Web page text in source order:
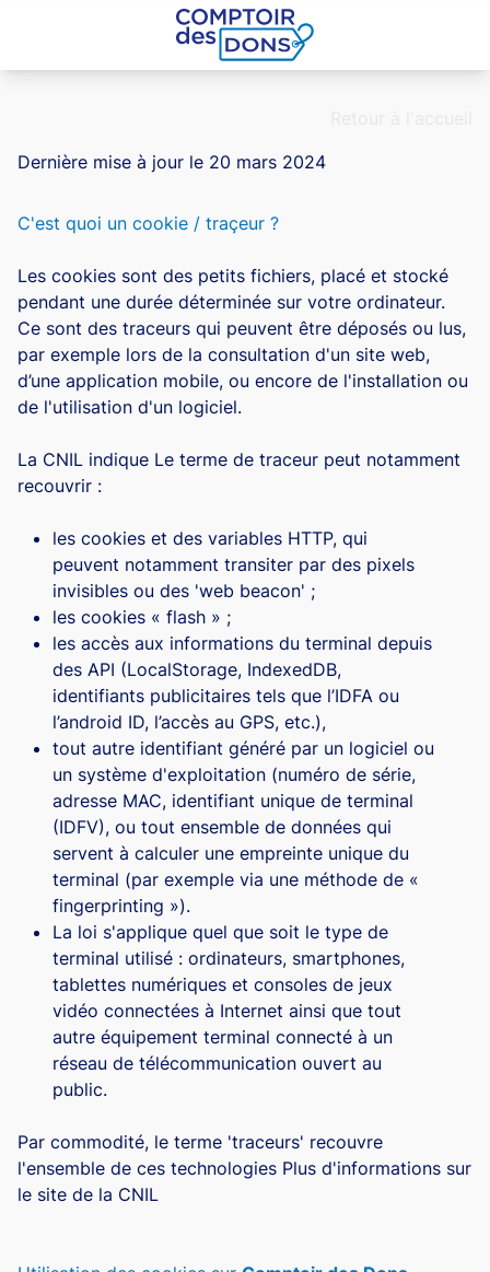
Aller au contenu principal
Dernière mise à jour le 20 mars 2024
C'est quoi un cookie / traçeur ?
Les cookies sont des petits fichiers, placé et stocké
pendant une durée déterminée sur votre ordinateur.
Ce sont des traceurs qui peuvent être déposés ou lus,
par exemple lors de la consultation d'un site web,
d’une application mobile, ou encore de l'installation ou
de l'utilisation d'un logiciel.
La CNIL indique Le terme de traceur peut notamment
recouvrir :
les cookies et des variables HTTP, qui
peuvent notamment transiter par des pixels
invisibles ou des 'web beacon' ;
les cookies « flash » ;
les accès aux informations du terminal depuis
des API (LocalStorage, IndexedDB,
identifiants publicitaires tels que l’IDFA ou
l’android ID, l’accès au GPS, etc.),
tout autre identifiant généré par un logiciel ou
un système d'exploitation (numéro de série,
adresse MAC, identifiant unique de terminal
(IDFV), ou tout ensemble de données qui
servent à calculer une empreinte unique du
terminal (par exemple via une méthode de «
fingerprinting »).
La loi s'applique quel que soit le type de
terminal utilisé : ordinateurs, smartphones,
tablettes numériques et consoles de jeux
vidéo connectées à Internet ainsi que tout
autre équipement terminal connecté à un
réseau de télécommunication ouvert au
public.
Par commodité, le terme 'traceurs' recouvre
l'ensemble de ces technologies Plus d'informations sur
le site de la CNIL